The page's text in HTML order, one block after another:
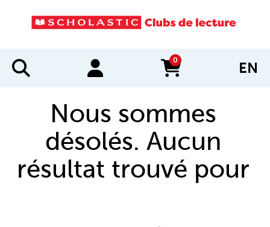
0
items in cart EN
Nous sommes
désolés. Aucun
résultat trouvé pour